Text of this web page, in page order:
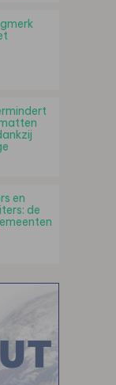
en
de